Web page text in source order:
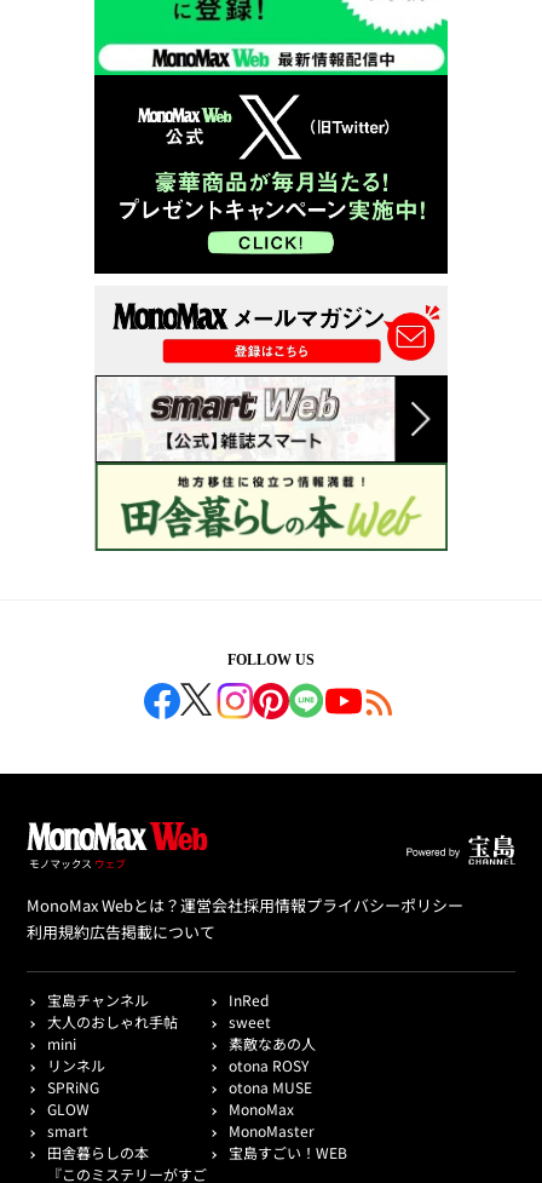
FOLLOW US
MonoMax Webとは？運営会社採用情報プライバシーポリシー
利用規約広告掲載について
宝島チャンネル
InRed
大人のおしゃれ手帖
sweet
mini
素敵なあの人
リンネル
otona ROSY
SPRiNG
otona MUSE
GLOW
MonoMax
smart
MonoMaster
田舎暮らしの本
宝島すごい！WEB
『このミステリーがすご